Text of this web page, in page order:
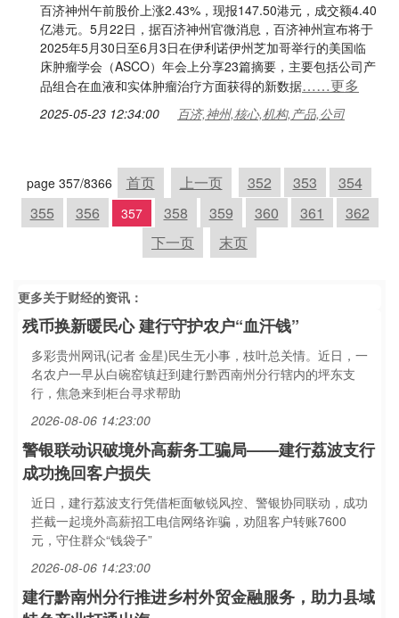
百济神州午前股价上涨2.43%，现报147.50港元，成交额4.40
亿港元。5月22日，据百济神州官微消息，百济神州宣布将于
2025年5月30日至6月3日在伊利诺伊州芝加哥举行的美国临
床肿瘤学会（ASCO）年会上分享23篇摘要，主要包括公司产
品组合在血液和实体肿瘤治疗方面获得的新数据……更多
2025-05-23 12:34:00 百济,神州,核心,机构,产品,公司
page 357/8366 首页 上一页 352 353
354
355
356 357 358 359 360 361
362
下一页
末页
更多关于财经的资讯：
残币换新暖民心 建行守护农户“血汗钱”
多彩贵州网讯(记者 金星)民生无小事，枝叶总关情。近日，一
名农户一早从白碗窑镇赶到建行黔西南州分行辖内的坪东支
行，焦急来到柜台寻求帮助
2026-08-06 14:23:00
警银联动识破境外高薪务工骗局——建行荔波支行
成功挽回客户损失
近日，建行荔波支行凭借柜面敏锐风控、警银协同联动，成功
拦截一起境外高薪招工电信网络诈骗，劝阻客户转账7600
元，守住群众“钱袋子”
2026-08-06 14:23:00
建行黔南州分行推进乡村外贸金融服务，助力县域